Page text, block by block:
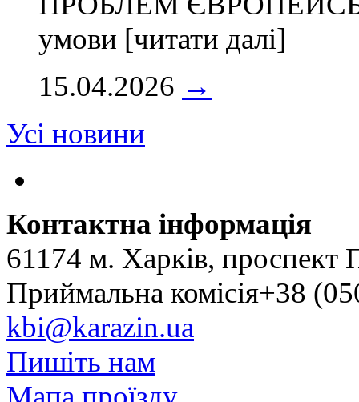
умови [читати далі]
15.04.2026 →
Усі новини
Контактна інформація
61174 м. Харків, проспект
Приймальна комісія+38
kbi@karazin.ua
Пишіть нам